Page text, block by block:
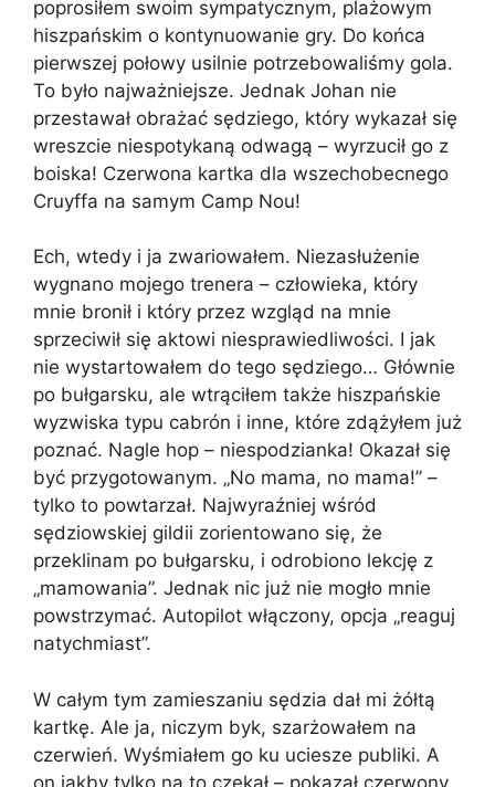
poprosiłem swoim sympatycznym, plażowym
hiszpańskim o kontynuowanie gry. Do końca
pierwszej połowy usilnie potrzebowaliśmy gola.
To było najważniejsze. Jednak Johan nie
przestawał obrażać sędziego, który wykazał się
wreszcie niespotykaną odwagą – wyrzucił go z
boiska! Czerwona kartka dla wszechobecnego
Cruyffa na samym Camp Nou!
Ech, wtedy i ja zwariowałem. Niezasłużenie
wygnano mojego trenera – człowieka, który
mnie bronił i który przez wzgląd na mnie
sprzeciwił się aktowi niesprawiedliwości. I jak
nie wystartowałem do tego sędziego… Głównie
po bułgarsku, ale wtrąciłem także hiszpańskie
wyzwiska typu cabrón i inne, które zdążyłem już
poznać. Nagle hop – niespodzianka! Okazał się
być przygotowanym. „No mama, no mama!” –
tylko to powtarzał. Najwyraźniej wśród
sędziowskiej gildii zorientowano się, że
przeklinam po bułgarsku, i odrobiono lekcję z
„mamowania”. Jednak nic już nie mogło mnie
powstrzymać. Autopilot włączony, opcja „reaguj
natychmiast”.
W całym tym zamieszaniu sędzia dał mi żółtą
kartkę. Ale ja, niczym byk, szarżowałem na
czerwień. Wyśmiałem go ku uciesze publiki. A
on jakby tylko na to czekał – pokazał czerwony